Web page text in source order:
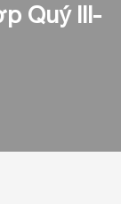
Quý III-